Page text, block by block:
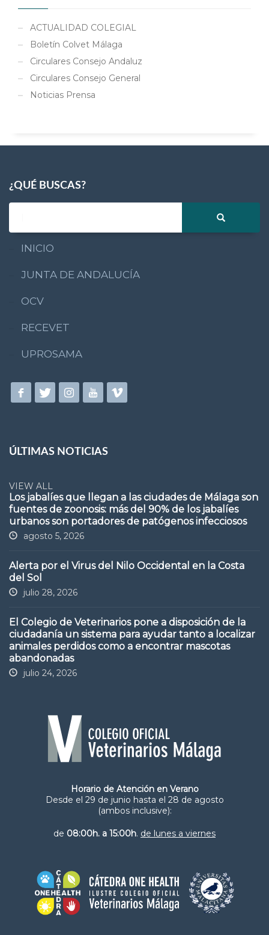
ACTUALIDAD COLEGIAL
Boletín Colvet Málaga
Circulares Consejo Andaluz
Circulares Consejo General
Noticias Prensa
¿QUÉ BUSCAS?
INICIO
JUNTA DE ANDALUCÍA
OCV
RECEVET
UPROSAMA
ÚLTIMAS NOTICIAS
VIEW ALL
Los jabalíes que llegan a las ciudades de Málaga son
fuentes de zoonosis: más del 90% de los jabalíes
urbanos son portadores de patógenos infecciosos
agosto 5, 2026
Alerta por el Virus del Nilo Occidental en la Costa
del Sol
julio 28, 2026
El Colegio de Veterinarios pone a disposición de la
ciudadanía un sistema para ayudar tanto a localizar
animales perdidos como a encontrar mascotas
abandonadas
julio 24, 2026
Horario de Atención en Verano
Desde el 29 de junio hasta el 28 de agosto
(ambos inclusive):
de 08:00h. a 15:00h. de lunes a viernes